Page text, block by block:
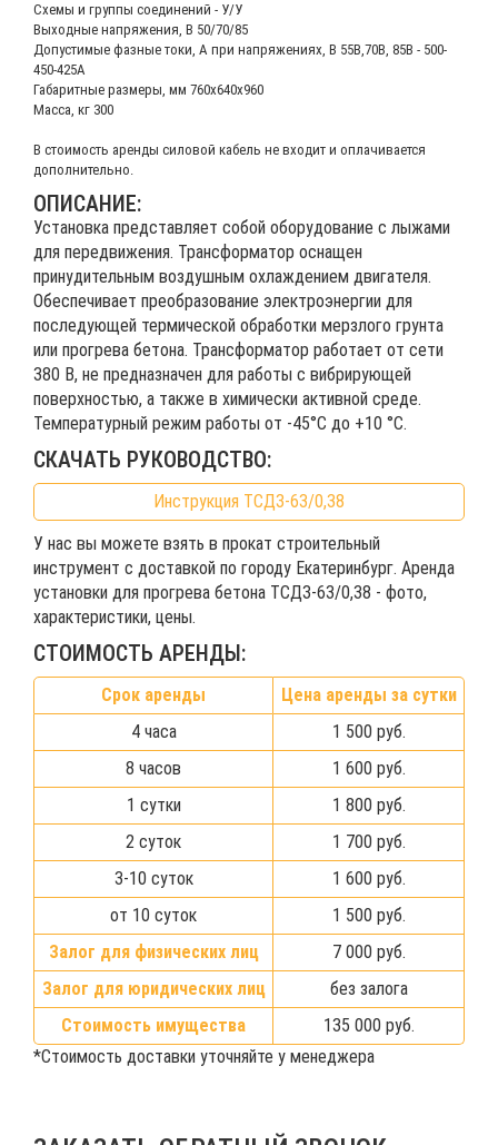
Схемы и группы соединений - У/У
Выходные напряжения, В 50/70/85
Допустимые фазные токи, А при напряжениях, В 55В,70В, 85В - 500-
450-425А
Габаритные размеры, мм 760х640х960
Масса, кг 300
В стоимость аренды силовой кабель не входит и оплачивается
дополнительно.
ОПИСАНИЕ:
Установка представляет собой оборудование с лыжами
для передвижения. Трансформатор оснащен
принудительным воздушным охлаждением двигателя.
Обеспечивает преобразование электроэнергии для
последующей термической обработки мерзлого грунта
или прогрева бетона. Трансформатор работает от сети
380 В, не предназначен для работы с вибрирующей
поверхностью, а также в химически активной среде.
Температурный режим работы от -45°С до +10 °С.
СКАЧАТЬ РУКОВОДСТВО:
Инструкция ТСДЗ-63/0,38
У нас вы можете взять в прокат строительный
инструмент с доставкой по городу Екатеринбург. Аренда
установки для прогрева бетона ТСДЗ-63/0,38 - фото,
характеристики, цены.
СТОИМОСТЬ АРЕНДЫ:
Срок аренды
Цена аренды за сутки
4 часа
1 500 руб.
8 часов
1 600 руб.
1 сутки
1 800 руб.
2 суток
1 700 руб.
3-10 суток
1 600 руб.
от 10 суток
1 500 руб.
Залог для физических лиц
7 000 руб.
Залог для юридических лиц
без залога
Стоимость имущества
135 000 руб.
*Стоимость доставки уточняйте у менеджера